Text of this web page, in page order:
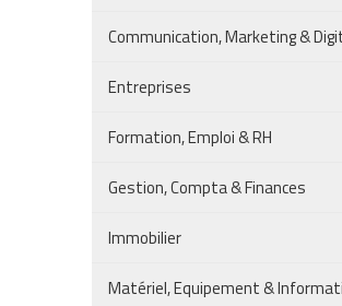
Communication, Marketing &
Entreprises
Formation, Emploi & RH
Gestion, Compta & Finances
Immobilier
Matériel, Equipement &